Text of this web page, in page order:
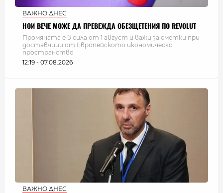
ВАЖНО ДНЕС
НОИ ВЕЧЕ МОЖЕ ДА ПРЕВЕЖДА ОБЕЗЩЕТЕНИЯ ПО REVOLUT
Промяната е в сила от 1 август и важи за сметки при
доставчици от Европейското икономическо
пространство
12:19 - 07.08.2026
ВАЖНО ДНЕС